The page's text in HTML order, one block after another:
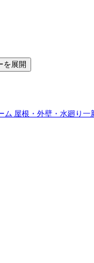
を展開
ム 屋根・外壁・水廻り一